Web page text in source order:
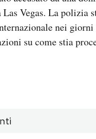
Vegas. La polizia
nei
su come stia